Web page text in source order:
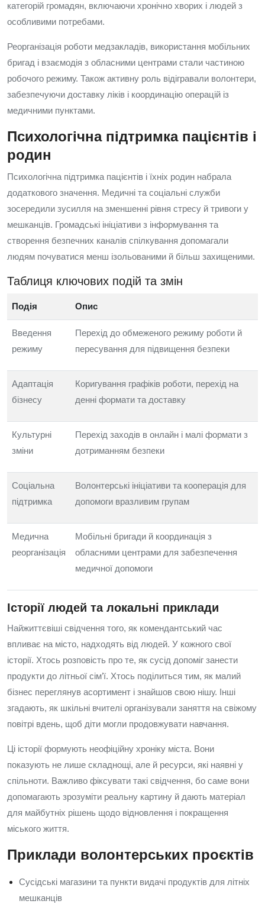
категорій громадян, включаючи хронічно хворих і людей з
особливими потребами.
Реорганізація роботи медзакладів, використання мобільних
бригад і взаємодія з обласними центрами стали частиною
робочого режиму. Також активну роль відігравали волонтери,
забезпечуючи доставку ліків і координацію операцій із
медичними пунктами.
Психологічна підтримка пацієнтів і
родин
Психологічна підтримка пацієнтів і їхніх родин набрала
додаткового значення. Медичні та соціальні служби
зосередили зусилля на зменшенні рівня стресу й тривоги у
мешканців. Громадські ініціативи з інформування та
створення безпечних каналів спілкування допомагали
людям почуватися менш ізольованими й більш захищеними.
Таблиця ключових подій та змін
Подія Опис
Введення
режиму
Перехід до обмеженого режиму роботи й
пересування для підвищення безпеки
Адаптація
бізнесу
Коригування графіків роботи, перехід на
денні формати та доставку
Культурні
зміни
Перехід заходів в онлайн і малі формати з
дотриманням безпеки
Соціальна
підтримка
Волонтерські ініціативи та кооперація для
допомоги вразливим групам
Медична
реорганізація
Мобільні бригади й координація з
обласними центрами для забезпечення
медичної допомоги
Історії людей та локальні приклади
Найжиттєвіші свідчення того, як комендантський час
впливає на місто, надходять від людей. У кожного свої
історії. Хтось розповість про те, як сусід допоміг занести
продукти до літньої сім’ї. Хтось поділиться тим, як малий
бізнес переглянув асортимент і знайшов свою нішу. Інші
згадають, як шкільні вчителі організували заняття на свіжому
повітрі вдень, щоб діти могли продовжувати навчання.
Ці історії формують неофіційну хроніку міста. Вони
показують не лише складнощі, але й ресурси, які наявні у
спільноти. Важливо фіксувати такі свідчення, бо саме вони
допомагають зрозуміти реальну картину й дають матеріал
для майбутніх рішень щодо відновлення і покращення
міського життя.
Приклади волонтерських проєктів
Сусідські магазини та пункти видачі продуктів для літніх
мешканців